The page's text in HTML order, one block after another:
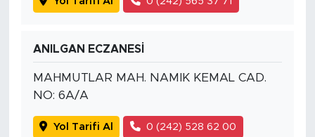
ANILGAN ECZANESİ
MAHMUTLAR MAH. NAMIK KEMAL CAD.
NO: 6A/A
Yol Tarifi Al 0 (242) 528 62 00